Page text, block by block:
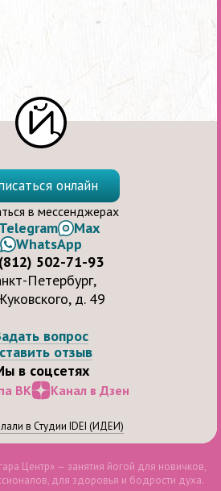
вопрос
отзыв
в соцсетях
ВК Канал в Дзен
онлайн
в мессенджерах
Telegram
Max
WhatsApp
502-71-93
Петербург,
д. 49
в Студии IDEI (ИДЕИ)
Центр» — занятия йогой для новичков,
для здоровья и бодрости духа.